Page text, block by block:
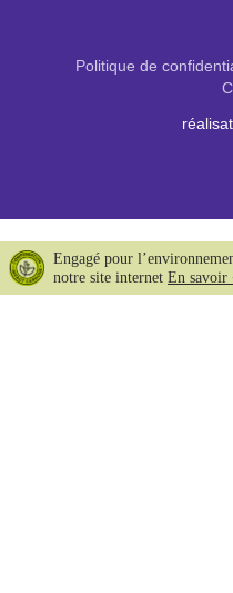
Politique de
Engagé pour
notre site internet En savoir